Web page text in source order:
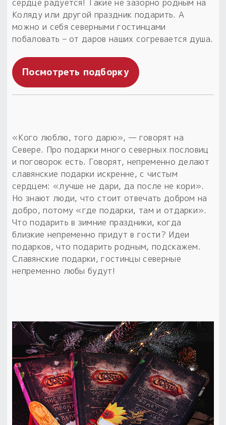
Пыльный сундучок
большое обновление
Товары со скидкой
Новинки
Товары недели
Оберег в подарок
к заказу от 3 тыс. руб.
сердце радуется! Такие не зазорно родным на
Коляду или другой праздник подарить. А
можно и себя северными гостинцами
побаловать – от даров наших согревается душа.
Посмотреть подборку
«Кого люблю, того дарю», — говорят на
Севере. Про подарки много северных пословиц
и поговорок есть. Говорят, непременно делают
славянские подарки искренне, с чистым
сердцем: «лучше не дари, да после не кори».
Но знают люди, что стоит отвечать добром на
добро, потому «где подарки, там и отдарки».
Что подарить в зимние праздники, когда
близкие непременно придут в гости? Идеи
подарков, что подарить родным, подскажем.
Славянские подарки, гостинцы северные
непременно любы будут!